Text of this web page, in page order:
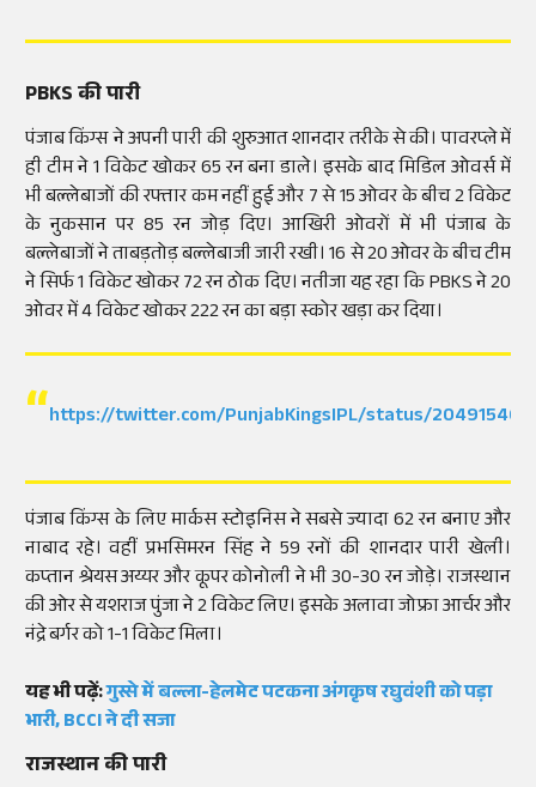
PBKS की पारी
पंजाब किंग्स ने अपनी पारी की शुरुआत शानदार तरीके से की। पावरप्ले में
ही टीम ने 1 विकेट खोकर 65 रन बना डाले। इसके बाद मिडिल ओवर्स में
भी बल्लेबाजों की रफ्तार कम नहीं हुई और 7 से 15 ओवर के बीच 2 विकेट
के नुकसान पर 85 रन जोड़ दिए। आखिरी ओवरों में भी पंजाब के
बल्लेबाजों ने ताबड़तोड़ बल्लेबाजी जारी रखी। 16 से 20 ओवर के बीच टीम
ने सिर्फ 1 विकेट खोकर 72 रन ठोक दिए। नतीजा यह रहा कि PBKS ने 20
ओवर में 4 विकेट खोकर 222 रन का बड़ा स्कोर खड़ा कर दिया।
https://twitter.com/PunjabKingsIPL/status/
पंजाब किंग्स के लिए मार्कस स्टोइनिस ने सबसे ज्यादा 62 रन बनाए और
नाबाद रहे। वहीं प्रभसिमरन सिंह ने 59 रनों की शानदार पारी खेली।
कप्तान श्रेयस अय्यर और कूपर कोनोली ने भी 30-30 रन जोड़े। राजस्थान
की ओर से यशराज पुंजा ने 2 विकेट लिए। इसके अलावा जोफ्रा आर्चर और
नंद्रे बर्गर को 1-1 विकेट मिला।
यह भी पढ़ें:गुस्से में बल्ला-हेलमेट पटकना अंगकृष रघुवंशी को पड़ा
भारी, BCCI ने दी सजा
राजस्थान की पारी